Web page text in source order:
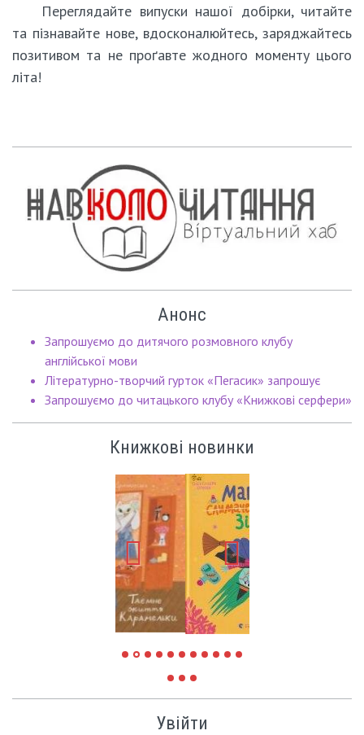
Переглядайте випуски нашої добірки, читайте
та пізнавайте нове, вдосконалюйтесь, заряджайтесь
позитивом та не проґавте жодного моменту цього
літа!
Анонс
Запрошуємо до дитячого розмовного клубу
англійської мови
Літературно-творчий гурток «Пегасик» запрошує
Запрошуємо до читацького клубу «Книжкові серфери»
Книжкові новинки
Увійти